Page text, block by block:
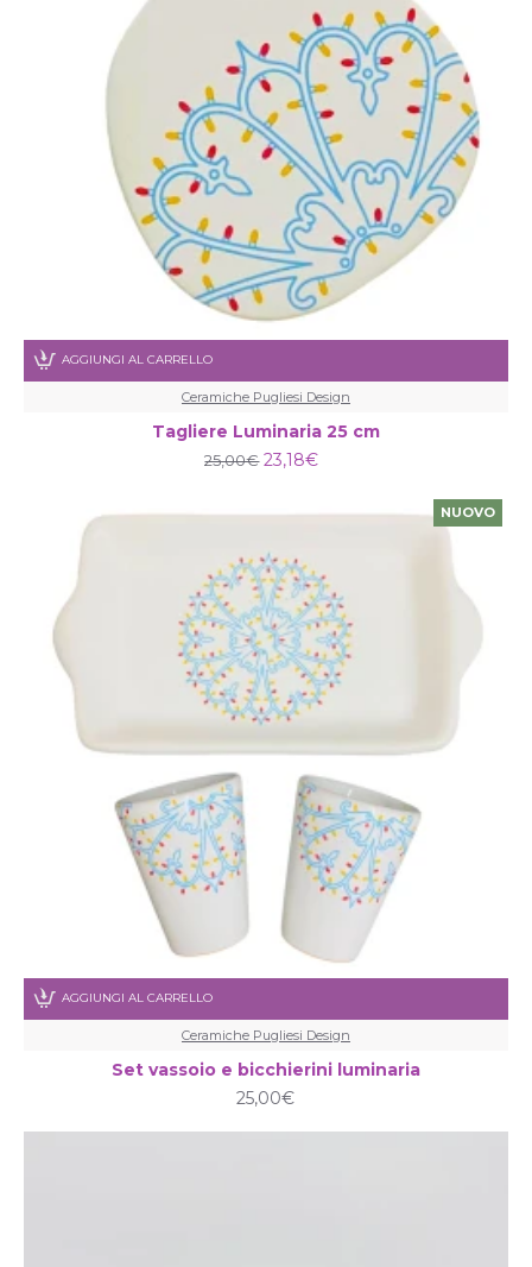
Ceramiche Pugliesi Design
Tagliere Luminaria 25 cm
25,00€ 23,18€
AGGIUNGI AL CARRELLO
NUOVO
Ceramiche Pugliesi Design
Set vassoio e bicchierini luminaria
25,00€
AGGIUNGI AL CARRELLO